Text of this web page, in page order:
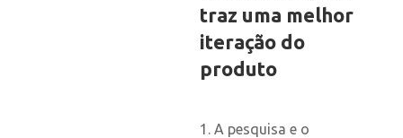
traz uma melhor
iteração do
produto
1. A pesquisa e o